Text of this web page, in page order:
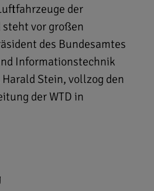
der
vor großen
des Bundesamtes
Informationstechnik
Stein, vollzog den
der WTD in